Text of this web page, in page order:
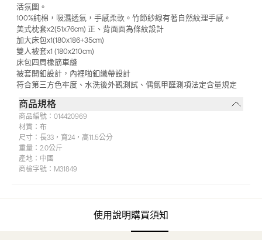
活氛圍。
100%純棉，吸濕透氣，手感柔軟。竹節紗線有著自然紋理手感。
美式枕套x2(51x76cm) 正、背面面為條紋設計
加大床包x1(180x186+35cm)
雙人被套x1 (180x210cm)
床包四周橡筋車縫
被套開釦設計，內裡啪釦織帶設計
符合第三方色牢度、水洗後外觀測試、偶氮甲醛測項法定含量規定
商品規格
商品編號： 014420969
材質： 布
尺寸： 長33，寬24，高11.5公分
重量： 2.0公斤
產地： 中國
商檢字號： M31849
使用說明購買須知